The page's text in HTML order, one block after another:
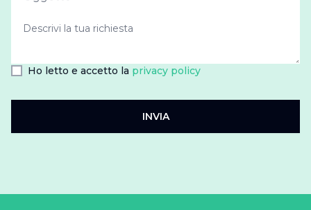
Ho letto e accetto la privacy policy
INVIA